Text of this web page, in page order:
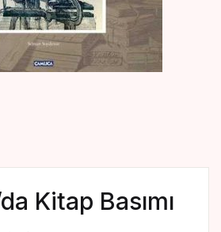
Create Account
Kitap Basımı